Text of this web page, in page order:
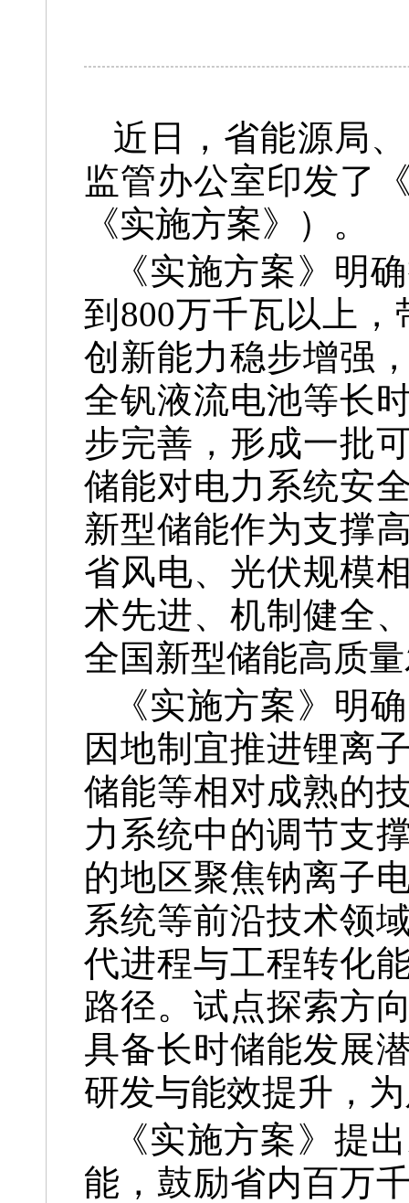
近日，省能源局
监管办公室印发了
《实施方案》）。
《实施方案》明
到800万千瓦以上
创新能力稳步增强
全钒液流电池等长
步完善，形成一批
储能对电力系统安
新型储能作为支撑
省风电、光伏规模
术先进、机制健全
全国新型储能高质
《实施方案》明
因地制宜推进锂离
储能等相对成熟的
力系统中的调节支
的地区聚焦钠离子
系统等前沿技术领
代进程与工程转化
路径。试点探索方
具备长时储能发展
研发与能效提升，
《实施方案》提
能，鼓励省内百万